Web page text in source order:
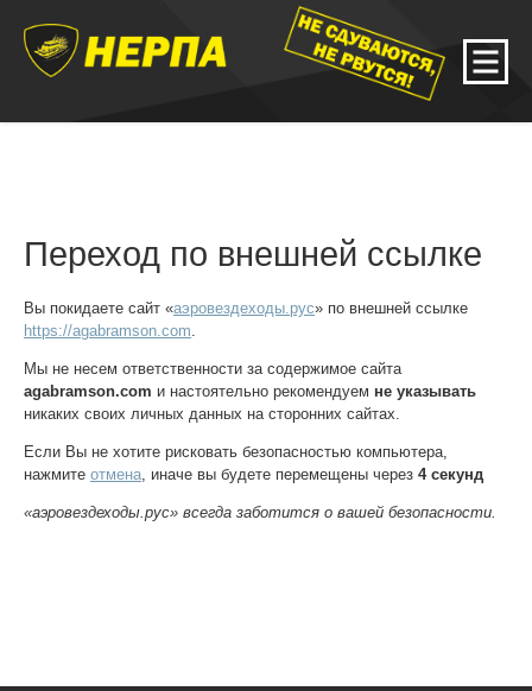
Переход по внешней ссылке
Вы покидаете сайт «аэровездеходы.рус» по внешней ссылке
https://agabramson.com
Мы не несем ответственности за содержимое сайта
agabramson.com и настоятельно рекомендуем не указывать
никаких своих личных данных на сторонних сайтах.
Если Вы не хотите рисковать безопасностью компьютера,
нажмите отмена , иначе вы будете перемещены через 4секунд
«аэровездеходы.рус» всегда заботится о вашей безопасности.